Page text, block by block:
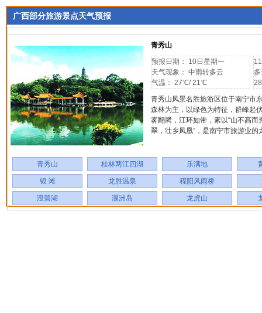
广西部分旅游景点天气预报
青秀山
预报日期： 10日星期一
天气现象： 中雨转多云
气温： 27℃/ 21℃
青秀山风景名胜旅游区位于南宁市
森林为主，以绿色为特征，群峰起
雾翻腾，江环如带，素以“山不高而
翠，壮乡凤凰”，是南宁市旅游业的
青秀山 桂林两江四湖 乐满地
银 滩 龙胜温泉 程阳风雨桥
澄碧湖 涠洲岛 龙虎山